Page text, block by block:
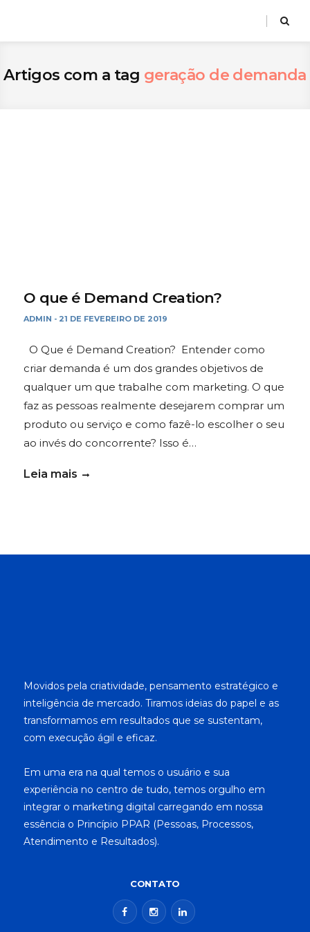
Artigos com a tag geração de demanda
O que é Demand Creation?
ADMIN - 21 DE FEVEREIRO DE 2019
O Que é Demand Creation? Entender como
criar demanda é um dos grandes objetivos de
qualquer um que trabalhe com marketing. O que
faz as pessoas realmente desejarem comprar um
produto ou serviço e como fazê-lo escolher o seu
ao invés do concorrente? Isso é…
Leia mais
Movidos pela criatividade, pensamento estratégico e
inteligência de mercado. Tiramos ideias do papel e as
transformamos em resultados que se sustentam,
com execução ágil e eficaz.
Em uma era na qual temos o usuário e sua
experiência no centro de tudo, temos orgulho em
integrar o marketing digital carregando em nossa
essência o Princípio PPAR (Pessoas, Processos,
Atendimento e Resultados).
CONTATO